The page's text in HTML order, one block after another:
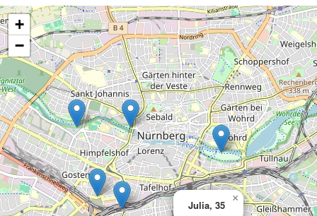
Julia, 35
×
+
−